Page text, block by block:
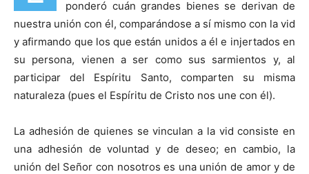
ponderó cuán grandes bienes se derivan de
nuestra unión con él, comparándose a sí mismo con la vid
y afirmando que los que están unidos a él e injertados en
su persona, vienen a ser como sus sarmientos y, al
participar del Espíritu Santo, comparten su misma
naturaleza (pues el Espíritu de Cristo nos une con él).
La adhesión de quienes se vinculan a la vid consiste en
una adhesión de voluntad y de deseo; en cambio, la
unión del Señor con nosotros es una unión de amor y de